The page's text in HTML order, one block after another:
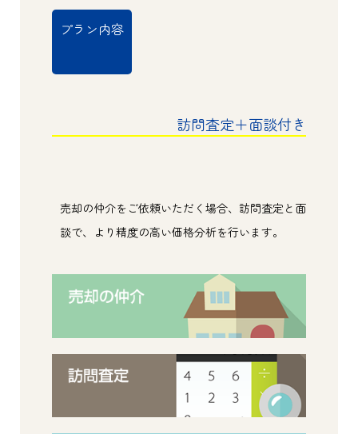
プラン内容
訪問査定＋面談付き
売却の仲介をご依頼いただく場合、訪問査定と面
談で、より精度の高い価格分析を行います。